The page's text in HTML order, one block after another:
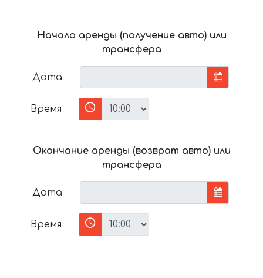
Начало аренды (получение авто) или
трансфера
Дата
Время
Окончание аренды (возврат авто) или
трансфера
Дата
Время